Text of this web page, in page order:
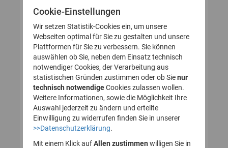
Mail-Adresse an
E-Mail-Adresse
Cookie-Einstellungen
Wir setzen Statistik-Cookies ein, um unsere
Webseiten optimal für Sie zu gestalten und unsere
Plattformen für Sie zu verbessern. Sie können
auswählen ob Sie, neben dem Einsatz technisch
notwendiger Cookies, der Verarbeitung aus
statistischen Gründen zustimmen oder ob Sienur
technisch notwendigeCookies zulassen wollen.
Weitere Informationen, sowie die Möglichkeit Ihre
Auswahl jederzeit zu ändern und erteilte
Einwilligung zu widerrufen finden Sie in unserer
>>Datenschutzerklärung.
Mit einem Klick aufAllen zustimmen willigen Sie in